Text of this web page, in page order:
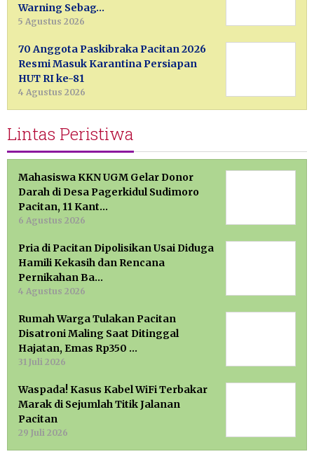
Warning Sebag…
5 Agustus 2026
70 Anggota Paskibraka Pacitan 2026
Resmi Masuk Karantina Persiapan
HUT RI ke-81
4 Agustus 2026
Lintas Peristiwa
Mahasiswa KKN UGM Gelar Donor
Darah di Desa Pagerkidul Sudimoro
Pacitan, 11 Kant…
6 Agustus 2026
Pria di Pacitan Dipolisikan Usai Diduga
Hamili Kekasih dan Rencana
Pernikahan Ba…
4 Agustus 2026
Rumah Warga Tulakan Pacitan
Disatroni Maling Saat Ditinggal
Hajatan, Emas Rp350 …
31 Juli 2026
Waspada! Kasus Kabel WiFi Terbakar
Marak di Sejumlah Titik Jalanan
Pacitan
29 Juli 2026